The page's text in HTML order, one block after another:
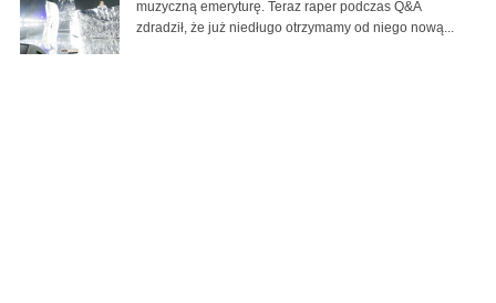
muzyczną emeryturę. Teraz raper podczas Q&A
zdradził, że już niedługo otrzymamy od niego nową...